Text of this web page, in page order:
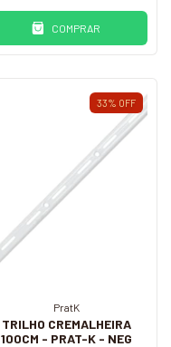
COMPRAR
33% OFF
PratK
TRILHO CREMALHEIRA
100CM - PRAT-K - NEG